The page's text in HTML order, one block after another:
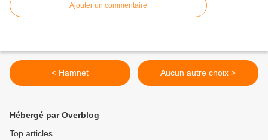
Ajouter un commentaire
< Hamnet Aucun autre choix >
Hébergé par Overblog
Top articles